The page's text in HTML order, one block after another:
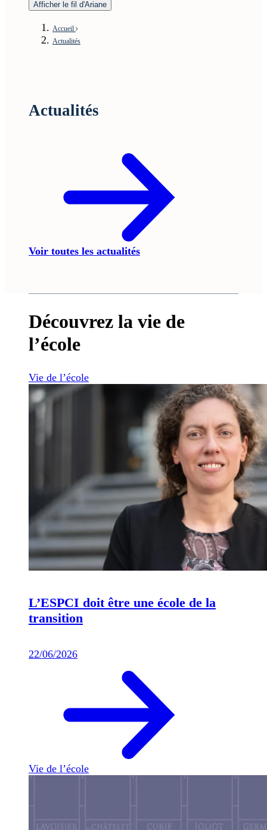
Afficher le fil d'Ariane
Accueil
Actualités
Actualités
Voir toutes les actualités
Découvrez la vie de
l’école
Vie de l’école
L’ESPCI doit être une école de la
transition
22/06/2026
Vie de l’école